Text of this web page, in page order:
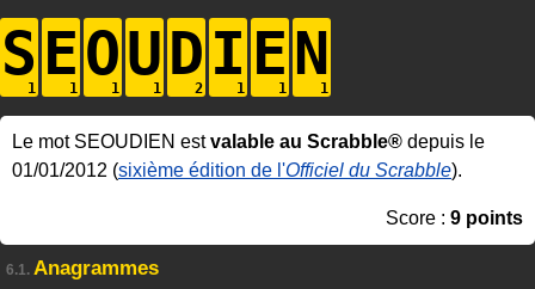
S EOUDI EN
Le mot SEOUDIEN estvalable au Scrabble® depuis le
01/01/2012 (sixième édition de l'Officiel du Scrabble).
Score : 9 points
6.1. Anagrammes